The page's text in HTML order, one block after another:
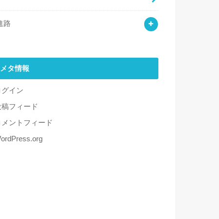
路
メタ情報
グイン
稿フィード
メントフィード